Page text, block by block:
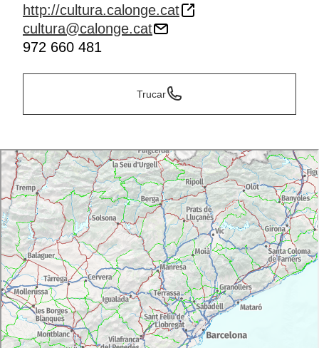
http://cultura.calonge.cat
cultura@calonge.cat
972 660 481
Trucar